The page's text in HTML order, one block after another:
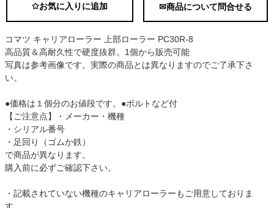
✩お気に入りに追加 ✉商品について問合せる
コマツ キャリアローラー 上部ローラー PC30R-8
高品質＆高耐久性で硬度抜群。1個から販売可能
写真は参考画像です。実際の商品とは異なりますのでご了承下さ
い。
●価格は１個分のお値段です。●ボルトなど付
【ご注意点】・メーカー・機種
・シリアル番号
・足回り（ゴムか鉄）
で商品が異なります。
購入前に必ずご確認下さい。
・記載されていない機種のキャリアローラーもご用意しておりま